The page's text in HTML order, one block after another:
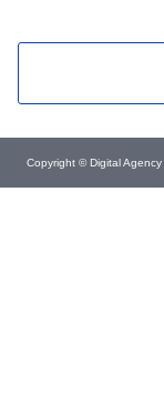
Copyright © Digital Agency